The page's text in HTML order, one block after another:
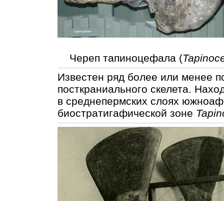
Череп тапиноцефала (
Известен ряд более или менее
посткраниального скелета.
в среднепермских слоях
биостратигафической зоне